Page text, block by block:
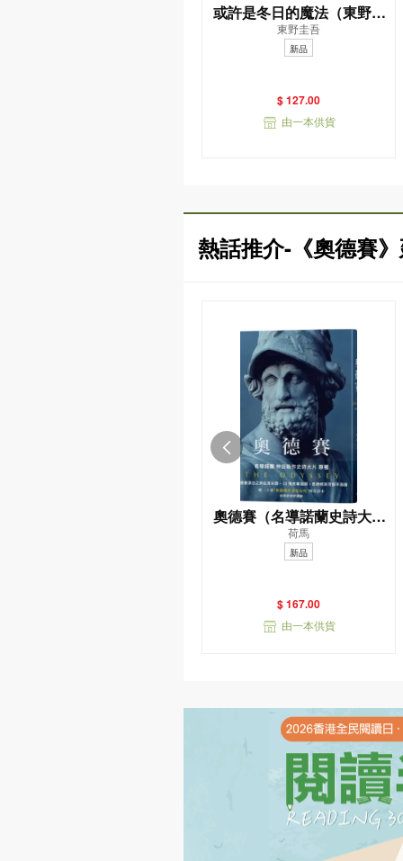
或許是冬日的魔法（東野圭
吾親自繪製貓咪插畫限定書
衣版）
東野圭吾
新品
$ 127.00
由一本供貨
熱話推介-《奧德賽
奧德賽（名導諾蘭史詩大片
原著，唯一主張（奧德賽作
者是女性）傳奇譯本）
荷馬
新品
$ 167.00
由一本供貨